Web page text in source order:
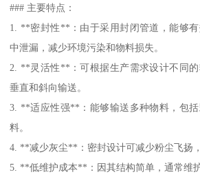
### 主要特点：
1. **密封性**：由于采用封闭管道，能够
中泄漏，减少环境污染和物料损失。
2. **灵活性**：可根据生产需求设计不同的
垂直和斜向输送。
3. **适应性强**：能够输送多种物料，包
料。
4. **减少灰尘**：密封设计可减少粉尘飞扬
5. **低维护成本**：因其结构简单，通常维